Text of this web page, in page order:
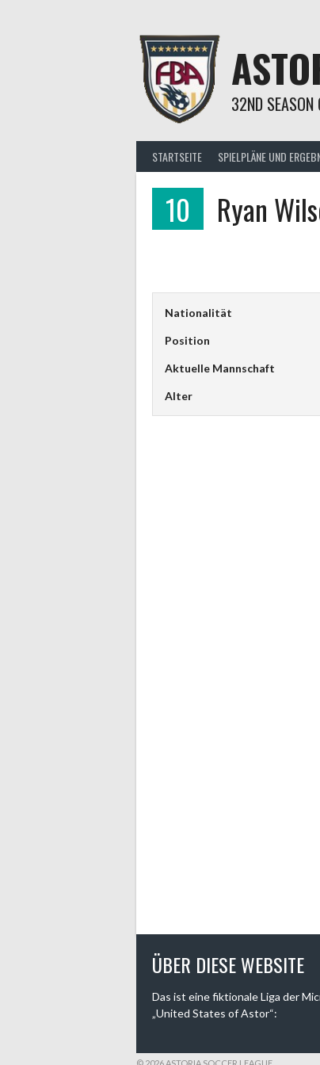
32ND SEASON
STARTSEITE SPIELPLÄNE UND
10 Ryan
Nationalität
Position
Aktuelle Mannschaft
Alter
ÜBER DIESE WEBSITE
Das ist eine fiktionale Liga der
„United States of Astor“: